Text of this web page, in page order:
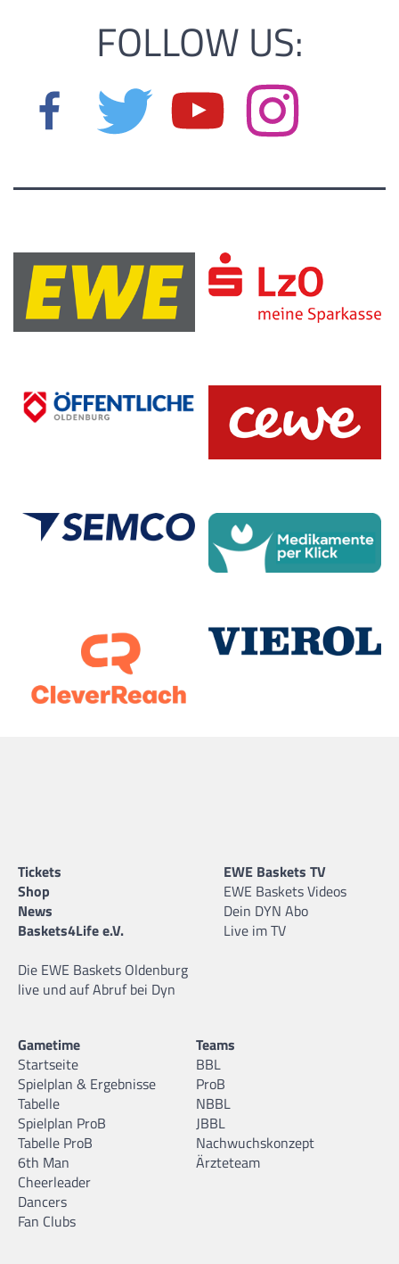
FOLLOW US:
Tickets
Shop
News
Baskets4Life e.V.
Die EWE Baskets Oldenburg
live und auf Abruf bei Dyn
EWE Baskets TV
EWE Baskets Videos
Dein DYN Abo
Live im TV
Gametime
Startseite
Spielplan & Ergebnisse
Tabelle
Spielplan ProB
Tabelle ProB
6th Man
Cheerleader
Dancers
Fan Clubs
Teams
BBL
ProB
NBBL
JBBL
Nachwuchskonzept
Ärzteteam